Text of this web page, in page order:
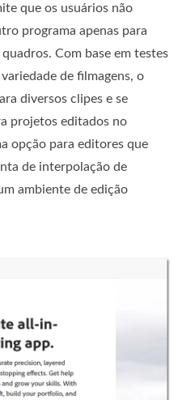
que os usuários não
programa apenas para
Com base em testes
de filmagens, o
diversos clipes e se
projetos editados no
opção para editores que
de interpolação de
ambiente de edição